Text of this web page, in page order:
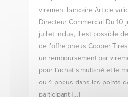
virement bancaire Article
Directeur Commercial Du 10
juillet inclus, il est possible
de l’offre pneus Cooper
un remboursement par
pour l’achat simultané et le
ou 4 pneus dans les points
participant […]